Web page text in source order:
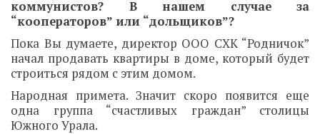
коммунистов? В нашем случае за
“кооператоров” или “дольщиков”?
Пока Вы думаете, директор ООО СХК “Родничок”
начал продавать квартиры в доме, который будет
строиться рядом с этим домом.
Народная примета. Значит скоро появится еще
одна группа “счастливых граждан” столицы
Южного Урала.